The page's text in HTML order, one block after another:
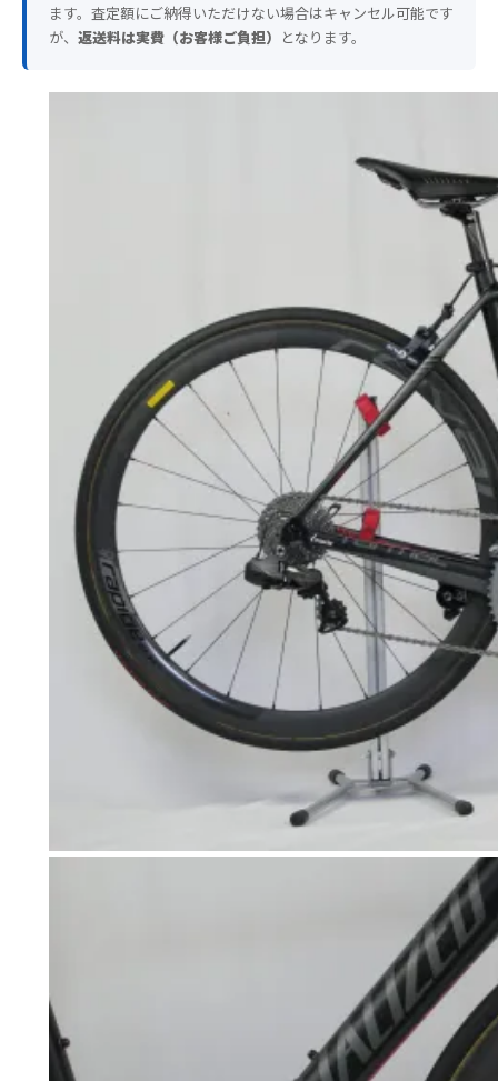
ます。査定額にご納得いただけない場合はキャンセル可能です
が、 返送料は実費（お客様ご負担） となります。